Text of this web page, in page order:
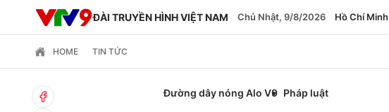
ĐÀI TRUYỀN HÌNH VIỆT NAM Chủ Nhật, 9/8/2026 Hồ Chí Minh
HOME TIN TỨC
Đường dây nóng Alo V9 Pháp luật